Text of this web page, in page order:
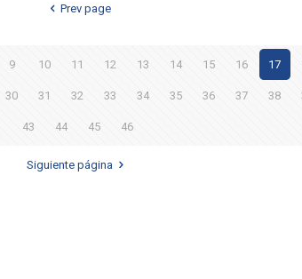
Prev page
9 10 11 12 13 14 15 16 17
30 31 32 33 34 35 36 37 38
43 44 45 46
Siguiente página